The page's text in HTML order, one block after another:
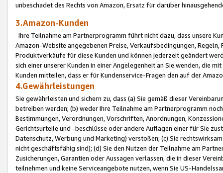
unbeschadet des Rechts von Amazon, Ersatz für darüber
3.Amazon-Kunden
Ihre Teilnahme am Partnerprogramm führt nicht dazu, dass unsere
Amazon-Website angegebenen Preise, Verkaufsbedingungen,
Produktverkäufe für diese Kunden und können jederzeit geändert
sich einer unserer Kunden in einer Angelegenheit an Sie wenden, die
Kunden mitteilen, dass er für Kundenservice-Fragen den auf der
4.Gewährleistungen
Sie gewährleisten und sichern zu, dass (a) Sie gemäß dieser
betreiben werden; (b) weder Ihre Teilnahme am Partnerprogramm
Bestimmungen, Verordnungen, Vorschriften, Anordnungen,
Gerichtsurteile und -beschlüsse oder andere Auflagen einer für Sie
Datenschutz, Werbung und Marketing) verstoßen; (c) Sie
nicht geschäftsfähig sind); (d) Sie den Nutzen der Teilnahme am
Zusicherungen, Garantien oder Aussagen verlassen, die in dieser
teilnehmen und keine Serviceangebote nutzen, wenn Sie US-